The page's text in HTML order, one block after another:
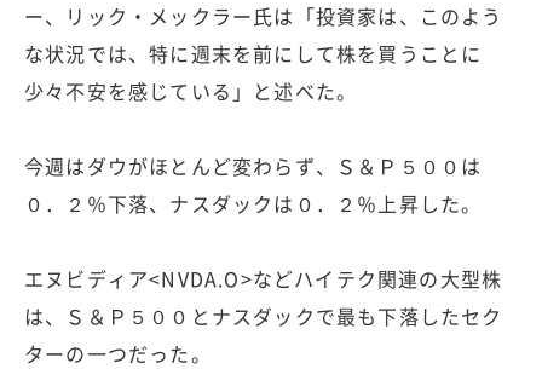
ー、リック・メックラー氏は「投資家は、このよう
な状況では、特に週末を前にして株を買うことに
少々不安を感じている」と述べた。
今週はダウがほとんど変わらず、Ｓ＆Ｐ５００は
０．２％下落、ナスダックは０．２％上昇した。
エヌビディア<NVDA.O>などハイテク関連の大型株
は、Ｓ＆Ｐ５００とナスダックで最も下落したセク
ターの一つだった。